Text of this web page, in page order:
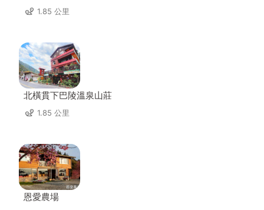
1.85 公里
北橫貫下巴陵溫泉山莊
1.85 公里
恩愛農場